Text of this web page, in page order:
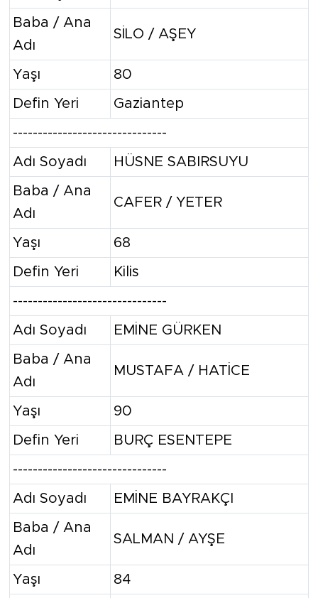
Baba / Ana
Adı
SİLO / AŞEY
Yaşı 80
Defin Yeri Gaziantep
-------------------------------
Adı Soyadı HÜSNE SABIRSUYU
Baba / Ana
Adı
CAFER / YETER
Yaşı 68
Defin Yeri Kilis
-------------------------------
Adı Soyadı EMİNE GÜRKEN
Baba / Ana
Adı
MUSTAFA / HATİCE
Yaşı 90
Defin Yeri BURÇ ESENTEPE
-------------------------------
Adı Soyadı EMİNE BAYRAKÇI
Baba / Ana
Adı
SALMAN / AYŞE
Yaşı 84